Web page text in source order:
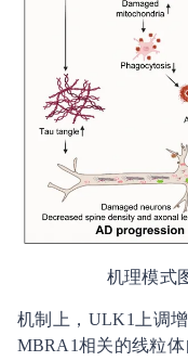
机理模式
机制上，ULK1上调
MBRA1相关的线粒